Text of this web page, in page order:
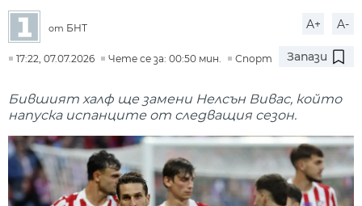
от БНТ A+ A-
17:22, 07.07.2026 Чете се за: 00:50 мин. Спорт Запази
Бившият халф ще замени Нелсън Вивас, който
напуска испанците от следващия сезон.